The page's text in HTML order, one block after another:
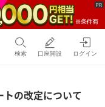
検索 口座開設 ログイン
の改定について